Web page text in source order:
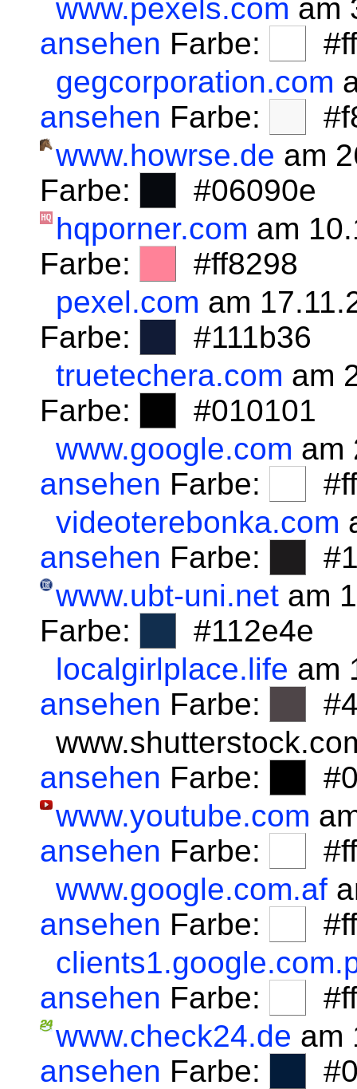
www.pexels.com am
ansehen Farbe:
gegcorporation.com
ansehen Farbe:
www.howrse.de am
Farbe:
#06090e
hqporner.com am
Farbe:
#ff8298
pexel.com am
Farbe:
#111b36
truetechera.com am
Farbe:
#010101
www.google.com am
ansehen Farbe:
videoterebonka.com
ansehen Farbe:
www.ubt-uni.net am
Farbe:
#112e4e
localgirlplace.life am
ansehen Farbe:
ansehen Farbe:
www.youtube.com
ansehen Farbe:
www.google.com.af
ansehen Farbe:
ansehen Farbe:
www.check24.de am
ansehen Farbe: